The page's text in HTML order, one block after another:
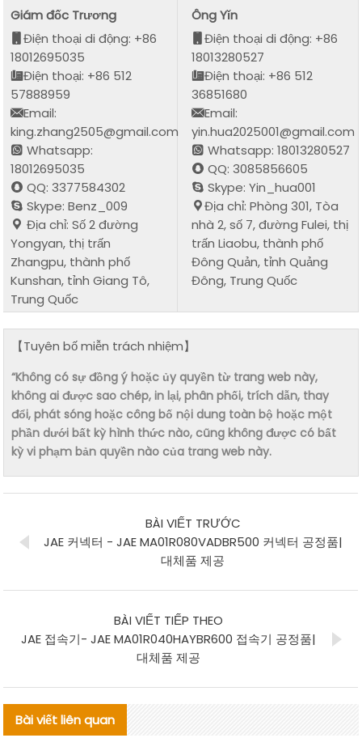
Giám đốc Trương
Điện thoại di động: +86
18012695035
Điện thoại: +86 512
57888959
Email:
king.zhang2505@gmail.com
Whatsapp:
18012695035
QQ: 3377584302
Skype: Benz_009
Địa chỉ: Số 2 đường
Yongyan, thị trấn
Zhangpu, thành phố
Kunshan, tỉnh Giang Tô,
Trung Quốc
Ông Yǐn
Điện thoại di động: +86
18013280527
Điện thoại: +86 512
36851680
Email:
yin.hua2025001@gmail.com
Whatsapp: 18013280527
QQ: 3085856605
Skype: Yin_hua001
Địa chỉ: Phòng 301, Tòa
nhà 2, số 7, đường Fulei, thị
trấn Liaobu, thành phố
Đông Quản, tỉnh Quảng
Đông, Trung Quốc
【Tuyên bố miễn trách nhiệm】
“Không có sự đồng ý hoặc ủy quyền từ trang web này,
không ai được sao chép, in lại, phân phối, trích dẫn, thay
đổi, phát sóng hoặc công bố nội dung toàn bộ hoặc một
phần dưới bất kỳ hình thức nào, cũng không được có bất
kỳ vi phạm bản quyền nào của trang web này.
BÀI VIẾT TRƯỚC
JAE 커넥터 - JAE MA01R080VADBR500 커넥터 공정품|
대체품 제공
BÀI VIẾT TIẾP THEO
JAE 접속기- JAE MA01R040HAYBR600 접속기 공정품|
대체품 제공
Bài viết liên quan